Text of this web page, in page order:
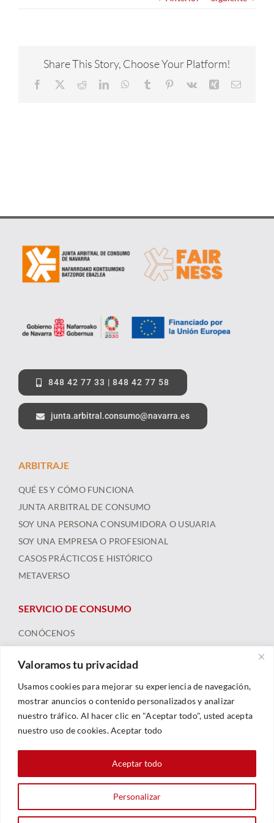
Valoramos tu privacidad
Usamos cookies para mejorar su experiencia de navegación,
mostrar anuncios o contenido personalizados y analizar
nuestro tráfico. Al hacer clic en "Aceptar todo", usted acepta
nuestro uso de cookies. Aceptar todo
Personalizar
Aceptar todo
CONTACTA
Share This Story, Choose Your Platform!
Facebook RedditLinkedInWhatsApp
Tumblr Pinterest
Vk Xing Correo
848 42 77 33 | 848 42 77 58
junta.arbitral.consumo@navarra.es
ARBITRAJE
QUÉ ES Y CÓMO FUNCIONA
JUNTA ARBITRAL DE CONSUMO
SOY UNA PERSONA CONSUMIDORA O USUARIA
SOY UNA EMPRESA O PROFESIONAL
CASOS PRÁCTICOS E HISTÓRICO
METAVERSO
SERVICIO DE CONSUMO
CONÓCENOS
FORMACIÓN Y RECURSOS
NOTICIAS
Política De Privacidad|Política De Cookies
Sarhe Consultoría